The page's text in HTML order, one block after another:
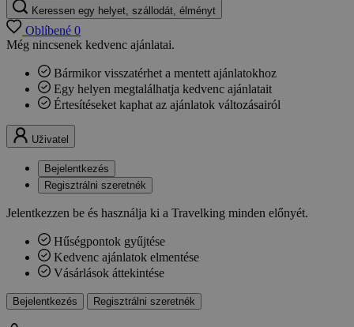
Keressen egy helyet, szállodát, élményt
Oblíbené 0
Még nincsenek kedvenc ajánlatai.
Bármikor visszatérhet a mentett ajánlatokhoz
Egy helyen megtalálhatja kedvenc ajánlatait
Értesítéseket kaphat az ajánlatok változásairól
Uživatel
Bejelentkezés
Regisztrálni szeretnék
Jelentkezzen be és használja ki a Travelking minden előnyét.
Hűségpontok gyűjtése
Kedvenc ajánlatok elmentése
Vásárlások áttekintése
Bejelentkezés Regisztrálni szeretnék